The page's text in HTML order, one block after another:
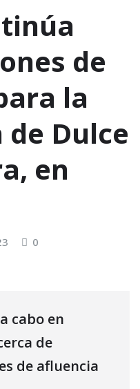
de
la
Dulce
en
0
cabo en
de
de afluencia